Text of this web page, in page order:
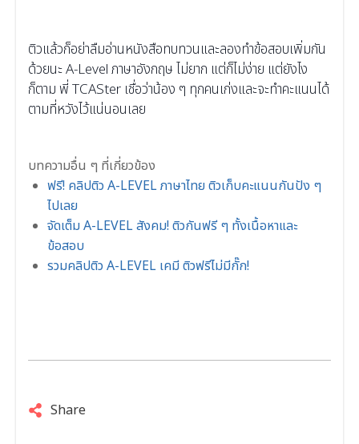
ติวแล้วก็อย่าลืมอ่านหนังสือทบทวนและลองทำข้อสอบเพิ่มกัน
ด้วยนะ A-Level ภาษาอังกฤษ ไม่ยาก แต่ก็ไม่ง่าย แต่ยังไง
ก็ตาม พี่ TCASter เชื่อว่าน้อง ๆ ทุกคนเก่งและจะทำคะแนนได้
ตามที่หวังไว้แน่นอนเลย
บทความอื่น ๆ ที่เกี่ยวข้อง
ฟรี! คลิปติว A-LEVEL ภาษาไทย ติวเก็บคะแนนกันปัง ๆ
ไปเลย
จัดเต็ม A-LEVEL สังคม! ติวกันฟรี ๆ ทั้งเนื้อหาและ
ข้อสอบ
รวมคลิปติว A-LEVEL เคมี ติวฟรีไม่มีกั๊ก!
Share